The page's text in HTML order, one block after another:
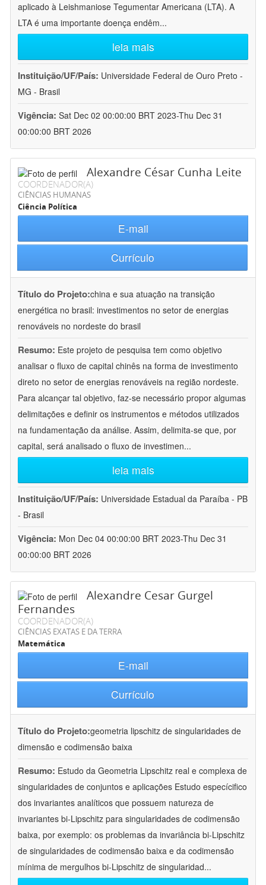
aplicado à Leishmaniose Tegumentar Americana (LTA). A
LTA é uma importante doença endêm...
leia mais
Instituição/UF/País: Universidade Federal de Ouro Preto -
MG - Brasil
Vigência: Sat Dec 02 00:00:00 BRT 2023-Thu Dec 31
00:00:00 BRT 2026
Alexandre César Cunha Leite
COORDENADOR(A)
CIÊNCIAS HUMANAS
Ciência Política
E-mail
Currículo
Título do Projeto:china e sua atuação na transição
energética no brasil: investimentos no setor de energias
renováveis no nordeste do brasil
Resumo: Este projeto de pesquisa tem como objetivo
analisar o fluxo de capital chinês na forma de investimento
direto no setor de energias renováveis na região nordeste.
Para alcançar tal objetivo, faz-se necessário propor algumas
delimitações e definir os instrumentos e métodos utilizados
na fundamentação da análise. Assim, delimita-se que, por
capital, será analisado o fluxo de investimen...
leia mais
Instituição/UF/País: Universidade Estadual da Paraíba - PB
- Brasil
Vigência: Mon Dec 04 00:00:00 BRT 2023-Thu Dec 31
00:00:00 BRT 2026
Alexandre Cesar Gurgel
Fernandes
COORDENADOR(A)
CIÊNCIAS EXATAS E DA TERRA
Matemática
E-mail
Currículo
Título do Projeto:geometria lipschitz de singularidades de
dimensão e codimensão baixa
Resumo: Estudo da Geometria Lipschitz real e complexa de
singularidades de conjuntos e aplicações Estudo especícifico
dos invariantes analíticos que possuem natureza de
invariantes bi-Lipschitz para singularidades de codimensão
baixa, por exemplo: os problemas da invariância bi-Lipschitz
de singularidades de codimensão baixa e da codimensão
mínima de mergulhos bi-Lipschitz de singularidad...